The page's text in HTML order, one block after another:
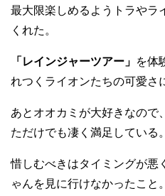
最大限楽しめるようトラやラ
くれた。
「レインジャーツアー」 を体
れつくライオンたちの可愛さ
あとオオカミが大好きなので
ただけでも凄く満足している。
惜しむべきはタイミングが悪
ゃんを見に行けなかったこと